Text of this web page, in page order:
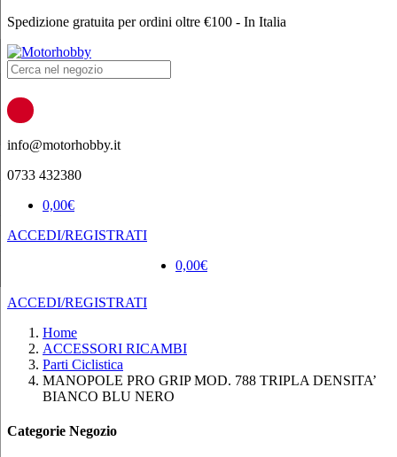
Spedizione gratuita per ordini oltre €100 - In Italia
Products
search
info@motorhobby.it
0733 432380
0,00€
ACCEDI/REGISTRATI
0,00€
ACCEDI/REGISTRATI
Home
ACCESSORI RICAMBI
Parti Ciclistica
MANOPOLE PRO GRIP MOD. 788 TRIPLA DENSITA’
BIANCO BLU NERO
Categorie Negozio